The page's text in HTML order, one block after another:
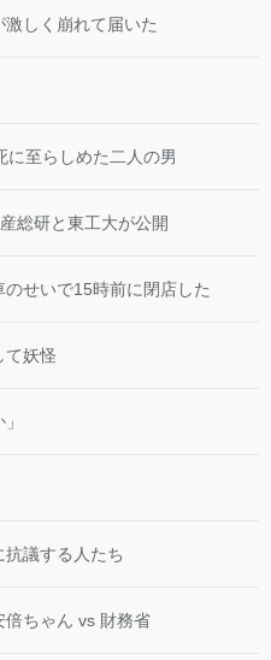
しく崩れて届いた
至らしめた二人の男
総研と東工大が公開
せいで15時前に閉店した
妖怪
議する人たち
ちゃん vs 財務省